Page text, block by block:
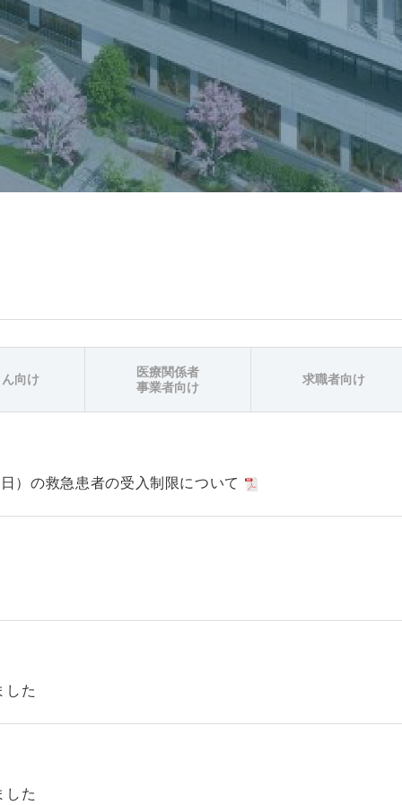
向け
医療関係者
事業者向け
求職者向け
）の救急患者の受入制限について
した
した